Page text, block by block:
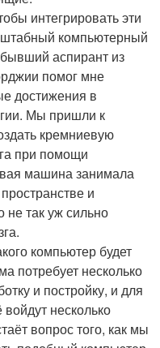
интегрировать эти
компьютерный
аспирант из
помог мне
достижения в
Мы пришли к
кремниевую
при помощи
машина занимала
и
не так уж сильно
компьютер будет
потребует несколько
и постройку, и для
несколько
вопрос того, как мы